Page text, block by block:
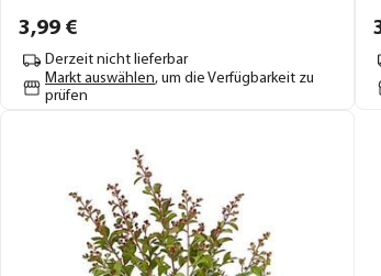
3,99 €
Derzeit nicht lieferbar
Markt auswählen, um die Verfügbarkeit zu
prüfen